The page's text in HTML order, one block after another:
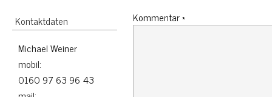
Kontaktdaten
Michael Weiner
mobil:
0160 97 63 96 43
Kommentar*